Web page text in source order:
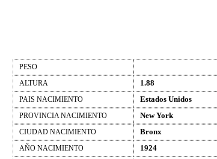
PESO
ALTURA
1.88
PAIS NACIMIENTO Estados Unidos
PROVINCIA NACIMIENTO New York
CIUDAD NACIMIENTO Bronx
AÑO NACIMIENTO 1924